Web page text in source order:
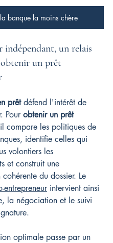
banque la moins chère
indépendant, un relais
un prêt
prêt défend l'intérêt de
Pour obtenir un prêt
compare les politiques de
identifie celles qui
volontiers les
et construit une
cohérente du dossier. Le
entrepreneur intervient ainsi
la négociation et le suivi
optimale passe par un